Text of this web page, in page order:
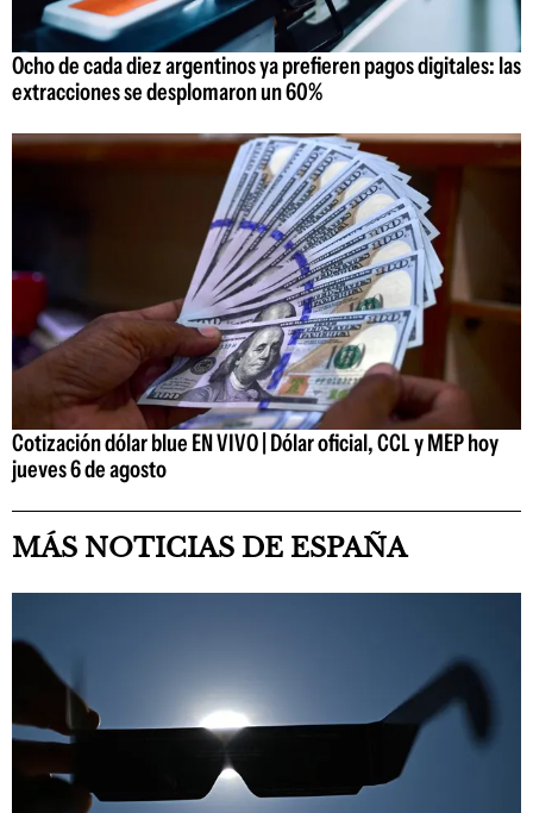
Ocho de cada diez argentinos ya prefieren pagos digitales: las
extracciones se desplomaron un 60%
Cotización dólar blue EN VIVO | Dólar oficial, CCL y MEP hoy
jueves 6 de agosto
MÁS NOTICIAS DE ESPAÑA